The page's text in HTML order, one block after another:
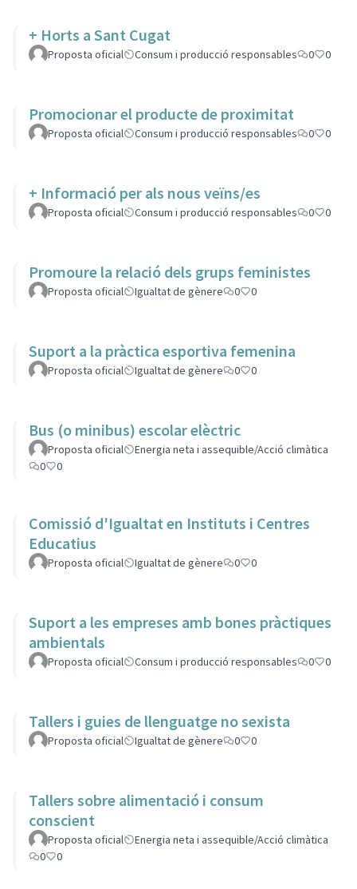
+ Horts a Sant Cugat
Proposta oficial Consum i producció responsables 0 0
Promocionar el producte de proximitat
Proposta oficial Consum i producció responsables 0 0
+ Informació per als nous veïns/es
Proposta oficial Consum i producció responsables 0 0
Promoure la relació dels grups feministes
Proposta oficial Igualtat de gènere 0 0
Suport a la pràctica esportiva femenina
Proposta oficial Igualtat de gènere 0 0
Bus (o minibus) escolar elèctric
Proposta oficial
Energia neta i assequible/Acció climàtica
0
0
Comissió d'Igualtat en Instituts i Centres
Educatius
Proposta oficial Igualtat de gènere 0 0
Suport a les empreses amb bones pràctiques
ambientals
Proposta oficial Consum i producció responsables 0 0
Tallers i guies de llenguatge no sexista
Proposta oficial Igualtat de gènere 0 0
Tallers sobre alimentació i consum
conscient
Proposta oficial
Energia neta i assequible/Acció climàtica
0
0